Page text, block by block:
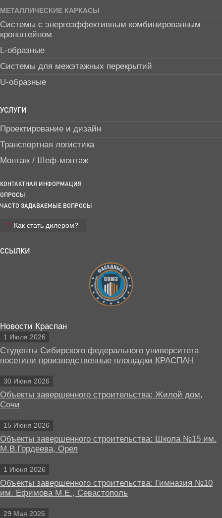
МЕТАЛЛИЧЕСКИЕ КАРКАСЫ
Системы с энергоэффективным комбинированным
кронштейном
L-образные
Системы для межэтажных перекрытий
U-образные
УСЛУГИ
Проектирование и дизайн
Транспортная логистика
Монтаж / Шеф-монтаж
КОНТАКТНАЯ ИНФОРМАЦИЯ
ОПРОСЫ
ЧАСТО ЗАДАВАЕМЫЕ ВОПРОСЫ
Как стать дилером?
ССЫЛКИ
Новости Краспан
1 Июля 2026
Студенты Сибирского федерального университета
посетили производственные площадки КРАСПАН
30 Июня 2026
Объекты завершенного строительства: Жилой дом,
Сочи
15 Июня 2026
Объекты завершенного строительства: Школа №15 им.
М.В.Гордеева, Орел
1 Июня 2026
Объекты завершенного строительства: Гимназия №10
им. Ефимова М.Е., Севастополь
29 Мая 2026